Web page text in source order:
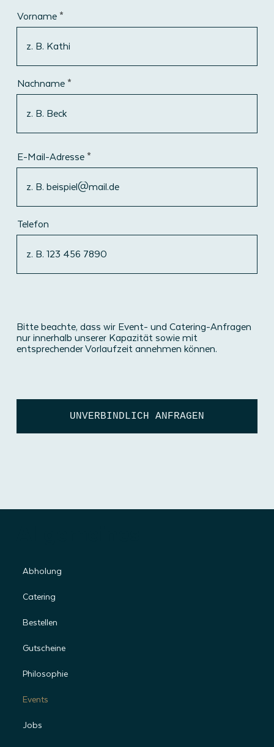
Vorname
Nachname
E-Mail-Adresse
Telefon
UNVERBINDLICH ANFRAGEN
Bitte beachte, dass wir Event- und Catering-Anfragen
nur innerhalb unserer Kapazität sowie mit
entsprechender Vorlaufzeit annehmen können.
Abholung
Catering
Bestellen
Gutscheine
Philosophie
Events
Jobs